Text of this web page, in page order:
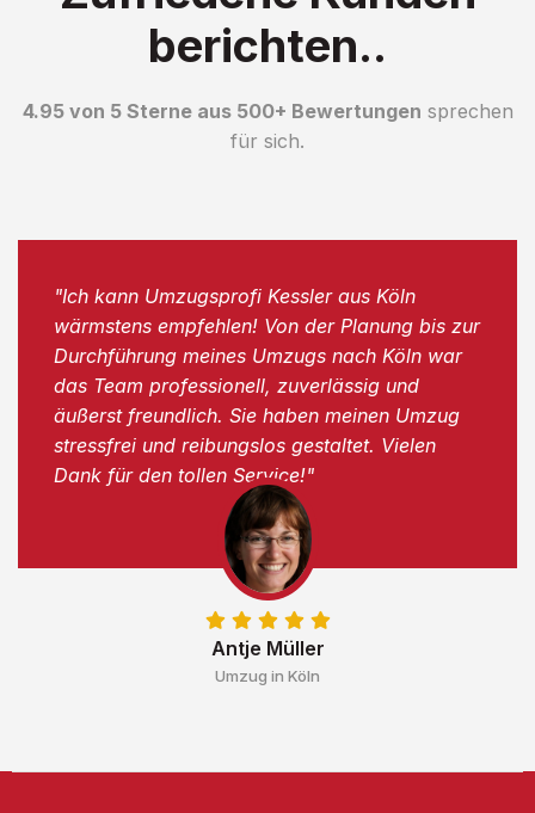
berichten..
4.95 von 5 Sterne aus 500+ Bewertungen sprechen
für sich.
Antje Müller
Umzug in Köln
"Ich kann Umzugsprofi Kessler aus Köln
wärmstens empfehlen! Von der Planung bis zur
Durchführung meines Umzugs nach Köln war
das Team professionell, zuverlässig und
äußerst freundlich. Sie haben meinen Umzug
stressfrei und reibungslos gestaltet. Vielen
Dank für den tollen Service!"